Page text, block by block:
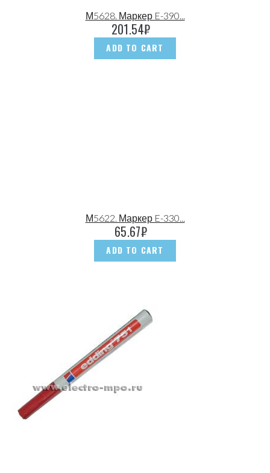
М5628. Маркер E-390...
201.54₽
ADD TO CART
М5622. Маркер E-330...
65.67₽
ADD TO CART